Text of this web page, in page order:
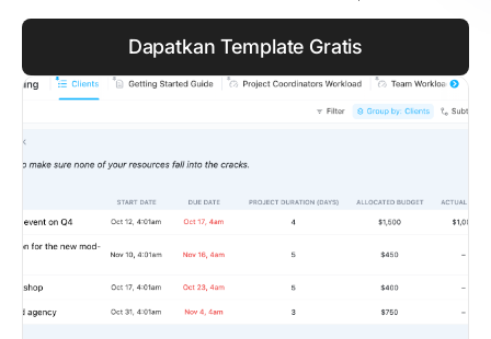
Dapatkan Template Gratis